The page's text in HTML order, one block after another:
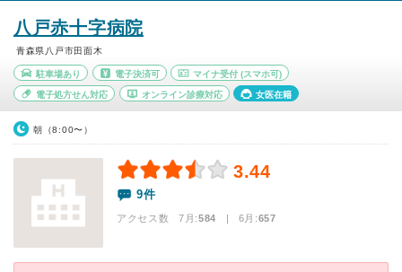
八戸赤十字病院
青森県八戸市田面木
駐車場あり 電子決済可 マイナ受付 (スマホ可)
電子処方せん対応 オンライン診療対応 女医在籍
朝（8:00〜）
3.44
9件
アクセス数 7月:584 | 6月:657